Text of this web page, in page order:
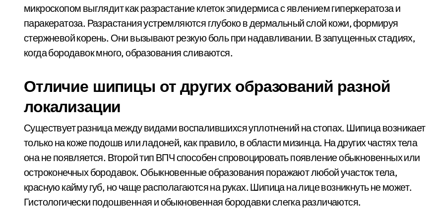
микроскопом выглядит как разрастание клеток эпидермиса с явлением гиперкератоза и
паракератоза. Разрастания устремляются глубоко в дермальный слой кожи, формируя
стержневой корень. Они вызывают резкую боль при надавливании. В запущенных стадиях,
когда бородавок много, образования сливаются.
Отличие шипицы от других образований разной
локализации
Существует разница между видами воспалившихся уплотнений на стопах. Шипица возникает
только на коже подошв или ладоней, как правило, в области мизинца. На других частях тела
она не появляется. Второй тип ВПЧ способен спровоцировать появление обыкновенных или
остроконечных бородавок. Обыкновенные образования поражают любой участок тела,
красную кайму губ, но чаще располагаются на руках. Шипица на лице возникнуть не может.
Гистологически подошвенная и обыкновенная бородавки слегка различаются.